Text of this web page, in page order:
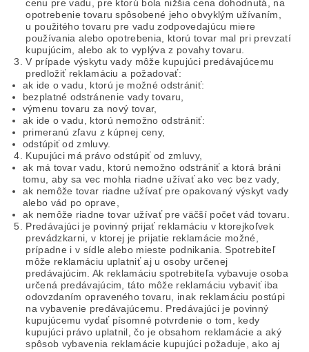
cenu pre vadu, pre ktorú bola nižšia cena dohodnutá, na
opotrebenie tovaru spôsobené jeho obvyklým užívaním,
u použitého tovaru pre vadu zodpovedajúcu miere
používania alebo opotrebenia, ktorú tovar mal pri prevzatí
kupujúcim, alebo ak to vyplýva z povahy tovaru.
V prípade výskytu vady môže kupujúci predávajúcemu
predložiť reklamáciu a požadovať:
ak ide o vadu, ktorú je možné odstrániť:
bezplatné odstránenie vady tovaru,
výmenu tovaru za nový tovar,
ak ide o vadu, ktorú nemožno odstrániť:
primeranú zľavu z kúpnej ceny,
odstúpiť od zmluvy.
Kupujúci má právo odstúpiť od zmluvy,
ak má tovar vadu, ktorú nemožno odstrániť a ktorá bráni
tomu, aby sa vec mohla riadne užívať ako vec bez vady,
ak nemôže tovar riadne užívať pre opakovaný výskyt vady
alebo vád po oprave,
ak nemôže riadne tovar užívať pre väčší počet vád tovaru.
Predávajúci je povinný prijať reklamáciu v ktorejkoľvek
prevádzkarni, v ktorej je prijatie reklamácie možné,
prípadne i v sídle alebo mieste podnikania. Spotrebiteľ
môže reklamáciu uplatniť aj u osoby určenej
predávajúcim. Ak reklamáciu spotrebiteľa vybavuje osoba
určená predávajúcim, táto môže reklamáciu vybaviť iba
odovzdaním opraveného tovaru, inak reklamáciu postúpi
na vybavenie predávajúcemu. Predávajúci je povinný
kupujúcemu vydať písomné potvrdenie o tom, kedy
kupujúci právo uplatnil, čo je obsahom reklamácie a aký
spôsob vybavenia reklamácie kupujúci požaduje, ako aj